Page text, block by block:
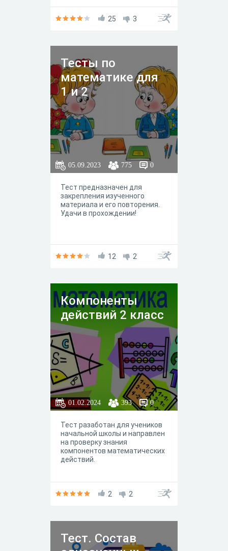
25 3
Тесты по
математике для
1 и 2
05.09.2023 775 0
Тест предназначен для
закрепления изученного
материала и его повторения.
Удачи в прохождении!
12 2
Компоненты
действий 2 класс
01.02.2024 393 0
Тест разаботан для учеников
начальной школы и направлен
на проверку знания
компонентов математических
действий.
2 2
Тест. Состав